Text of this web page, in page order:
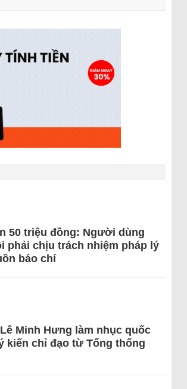
50 triệu đồng: Người dùng
phải chịu trách nhiệm pháp lý
báo chí
Minh Hưng làm nhục quốc
kiến chỉ đạo từ Tổng thống